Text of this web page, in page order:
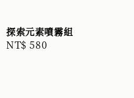
探索元素噴霧組
Regular
NT$ 580